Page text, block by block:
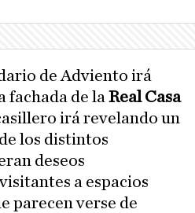
de Adviento irá
fachada de la Real Casa
irá revelando un
los distintos
deseos
a espacios
parecen verse de